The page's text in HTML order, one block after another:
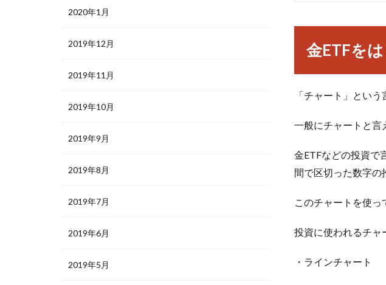
金ETFを
「チャート」とい
一般にチャートと言
金ETFなどの投資で
間で区切った数字の
このチャートを使っ
投資に使われるチャ
・ラインチャート
2020年1月
2019年12月
2019年11月
2019年10月
2019年9月
2019年8月
2019年7月
2019年6月
2019年5月